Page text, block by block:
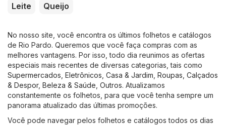
Leite Queijo
No nosso site, você encontra os últimos folhetos e catálogos
de Rio Pardo. Queremos que você faça compras com as
melhores vantagens. Por isso, todo dia reunimos as ofertas
especiais mais recentes de diversas categorias, tais como
Supermercados Eletrônicos Casa & Jardim Roupas, Calçados
& Despor, Beleza & Saúde Outros. Atualizamos
constantemente os folhetos, para que você tenha sempre um
panorama atualizado das últimas promoções.
Você pode navegar pelos folhetos e catálogos todos os dias